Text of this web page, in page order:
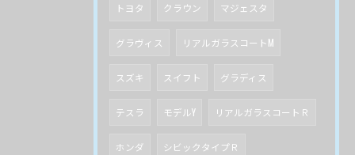
トヨタ クラウン マジェスタ
グラヴィス リアルガラスコートM
スズキ スイフト グラディス
テスラ モデルY リアルガラスコートＲ
ホンダ シビックタイプＲ